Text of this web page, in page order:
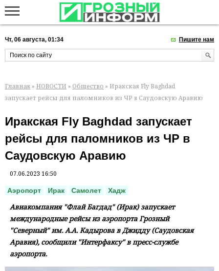
Чт, 06 августа, 01:34 Пишите нам
Главная » НОВОСТИ » Общество » Иракская Fly Baghdad
запускает рейсы для паломников из ЧР в Саудовскую Аравию
Иракская Fly Baghdad запускает
рейсы для паломников из ЧР в
Саудовскую Аравию
07.06.2023 16:50
Аэропорт Ирак Самолет Хадж
Авиакомпания "Флай Багдад" (Ирак) запускает
международные рейсы из аэропорта Грозный
"Северный" им. А.А. Кадырова в Джидду (Саудовская
Аравия), сообщили "Интерфаксу" в пресс-службе
аэропорта.